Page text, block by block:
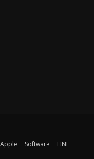
Apple Software
LINE